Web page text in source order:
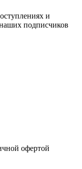
и
подписчиков
офертой